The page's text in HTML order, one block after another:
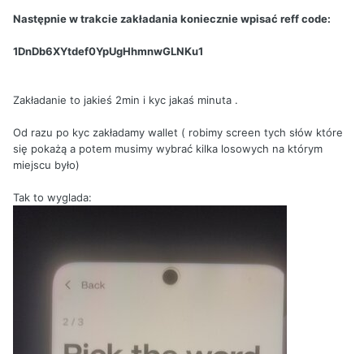
Następnie w trakcie zakładania koniecznie wpisać reff code:
1DnDb6XYtdef0YpUgHhmnwGLNKu1
Zakładanie to jakieś 2min i kyc jakaś minuta .
Od razu po kyc zakładamy wallet ( robimy screen tych słów które
się pokażą a potem musimy wybrać kilka losowych na którym
miejscu było)
Tak to wyglada: